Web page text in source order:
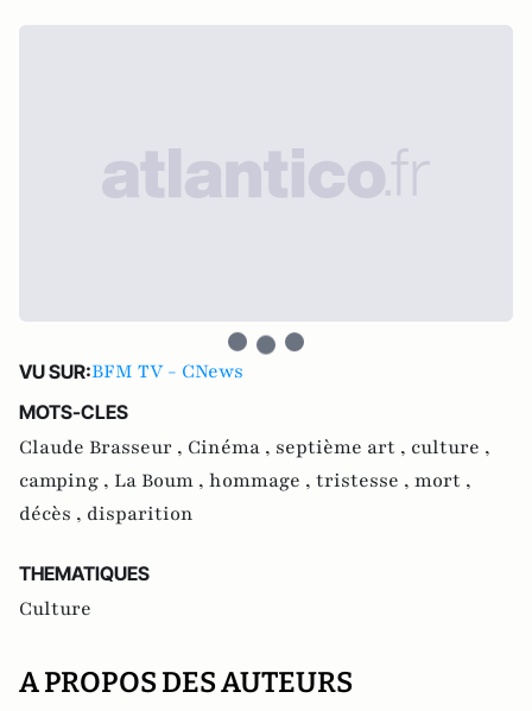
VU SUR:BFM TV - CNews
MOTS-CLES
Claude Brasseur , Cinéma , septième art , culture ,
camping , La Boum , hommage , tristesse , mort ,
décès , disparition
THEMATIQUES
Culture
A PROPOS DES AUTEURS